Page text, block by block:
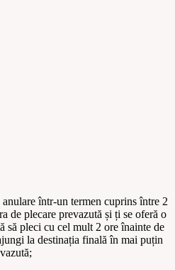
într-un termen cuprins între 2
de plecare prevazută și ți se oferă o
să pleci cu cel mult 2 ore înainte de
la destinația finală în mai puțin